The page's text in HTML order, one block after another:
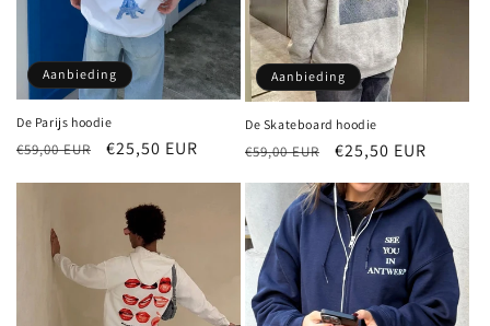
Aanbieding
De Parijs hoodie
Normale
€59,00 EUR Aanbiedingsprijs
€25,50 EUR
Aanbieding
De Skateboard hoodie
Normale
€59,00 EUR Aanbiedingsprijs
€25,50 EUR